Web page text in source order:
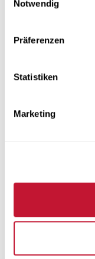
Notwendig
Präferenzen
Statistiken
Marketing